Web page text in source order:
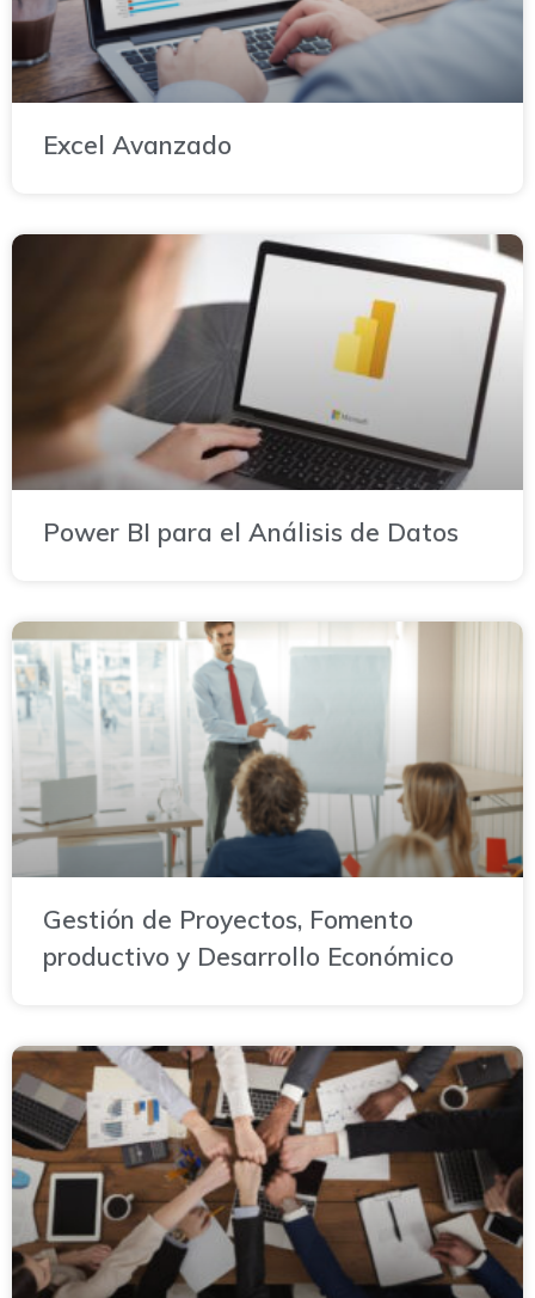
Excel Avanzado
Power BI para el Análisis de Datos
Gestión de Proyectos, Fomento
productivo y Desarrollo Económico